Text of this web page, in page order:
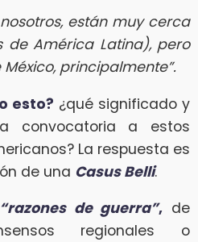
están muy cerca
de América Latina), pero
principalmente”.
esto? ¿qué significado y
convocatoria a estos
La respuesta es
de una Casus Belli.
“razones de guerra”, de
regionales o